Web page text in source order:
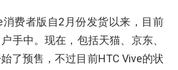
消费者版自2月份发货以来，目前
手中。现在，包括天猫、京东、
了预售，不过目前HTC Vive的状